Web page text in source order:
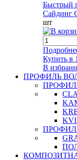
Быстрый
Сайдинг
шт
Купить в
В
ПРОФИЛЬ